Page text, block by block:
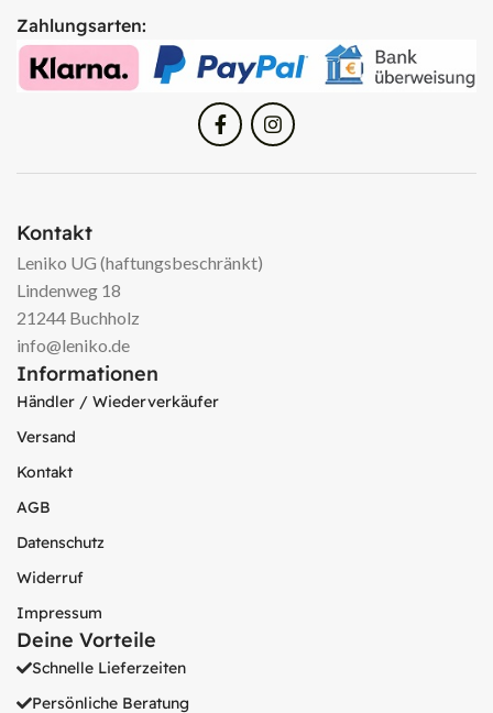
Zahlungsarten:
Kontakt
Leniko UG (haftungsbeschränkt)
Lindenweg 18
21244 Buchholz
info@leniko.de
Informationen
Händler / Wiederverkäufer
Versand
Kontakt
AGB
Datenschutz
Widerruf
Impressum
Deine Vorteile
Schnelle Lieferzeiten
Persönliche Beratung